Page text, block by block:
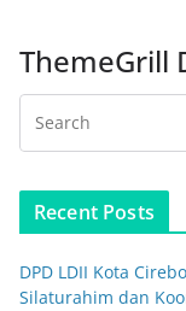
ThemeGrill
Recent Posts
DPD LDII Kota
Silaturahim dan